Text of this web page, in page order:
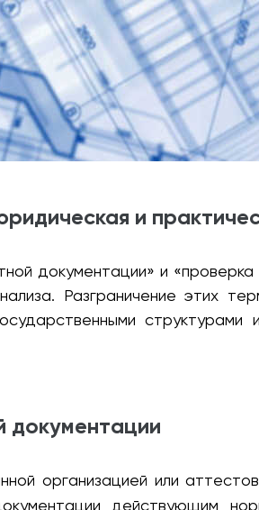
и
документации» и
Разграничение этих
документации
организацией или
действующим